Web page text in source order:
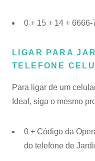
0 + 15 + 14 + 6666-
LIGAR PARA
TELEFONE
Para ligar de um
Ideal, siga o mesmo
0 + Código da
do telefone de